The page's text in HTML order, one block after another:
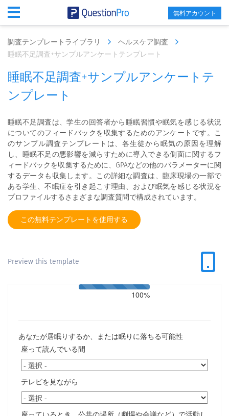
無料アカウント
調査テンプレートライブラリ
ヘルスケア調査
睡眠不足調査+サンプルアンケートテンプレート
睡眠不足調査+サンプルアンケートテ
ンプレート
睡眠不足調査は、学生の回答者から睡眠習慣や眠気を感じる状況
についてのフィードバックを収集するためのアンケートです。こ
のサンプル調査テンプレートは、各生徒から眠気の原因を理解
し、睡眠不足の悪影響を減らすために導入できる側面に関するフ
ィードバックを収集するために、GPAなどの他のパラメーターに関
するデータも収集します。この詳細な調査は、臨床現場の一部で
ある学生、不眠症を引き起こす理由、および眠気を感じる状況を
プロファイルするさまざまな調査質問で構成されています。
この無料テンプレートを使用する
Preview this template